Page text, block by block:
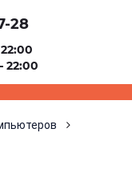
28
22:00